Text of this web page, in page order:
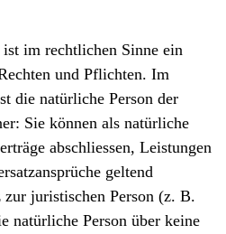
im rechtlichen Sinne ein
und Pflichten. Im
die natürliche Person der
Sie können als natürliche
abschliessen, Leistungen
geltend
zur juristischen Person (z. B.
natürliche Person über keine